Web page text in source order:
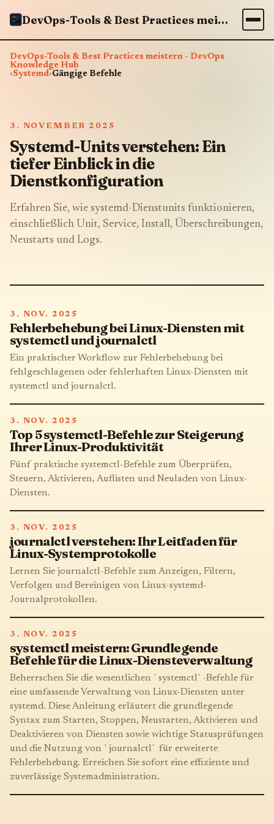
DevOps-Tools & Best Practices meistern - DevOps Knowledge Hub
DevOps-Tools & Best Practices meistern - DevOps
Knowledge Hub
›Systemd›Gängige Befehle
3. NOVEMBER 2025
Systemd-Units verstehen: Ein
tiefer Einblick in die
Dienstkonfiguration
Erfahren Sie, wie systemd-Dienstunits funktionieren,
einschließlich Unit, Service, Install, Überschreibungen,
Neustarts und Logs.
3. NOV. 2025
Fehlerbehebung bei Linux-Diensten mit
systemctl und journalctl
Ein praktischer Workflow zur Fehlerbehebung bei
fehlgeschlagenen oder fehlerhaften Linux-Diensten mit
systemctl und journalctl.
3. NOV. 2025
Top 5 systemctl-Befehle zur Steigerung
Ihrer Linux-Produktivität
Fünf praktische systemctl-Befehle zum Überprüfen,
Steuern, Aktivieren, Auflisten und Neuladen von Linux-
Diensten.
3. NOV. 2025
journalctl verstehen: Ihr Leitfaden für
Linux-Systemprotokolle
Lernen Sie journalctl-Befehle zum Anzeigen, Filtern,
Verfolgen und Bereinigen von Linux-systemd-
Journalprotokollen.
3. NOV. 2025
systemctl meistern: Grundlegende
Befehle für die Linux-Diensteverwaltung
Beherrschen Sie die wesentlichen `systemctl`-Befehle für
eine umfassende Verwaltung von Linux-Diensten unter
systemd. Diese Anleitung erläutert die grundlegende
Syntax zum Starten, Stoppen, Neustarten, Aktivieren und
Deaktivieren von Diensten sowie wichtige Statusprüfungen
und die Nutzung von `journalctl` für erweiterte
Fehlerbehebung. Erreichen Sie sofort eine effiziente und
zuverlässige Systemadministration.